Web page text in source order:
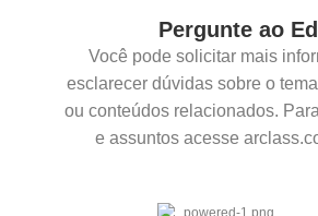
Pergunte ao
Você pode solicitar mais
esclarecer dúvidas sobre o
ou conteúdos relacionados.
e assuntos acesse